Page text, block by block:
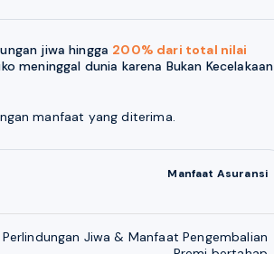
jiwa hingga 200% dari total nilai
meninggal dunia karena Bukan Kecelakaan
manfaat yang diterima.
Manfaat Asuransi
Jiwa & Manfaat Pengembalian